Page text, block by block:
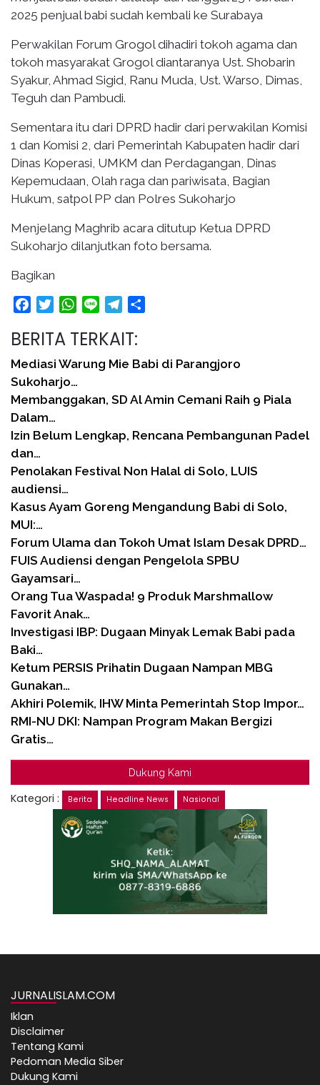
2025 penjual babi sudah kembali ke Surabaya
Perwakilan Forum Grogol dihadiri tokoh agama dan
tokoh masyarakat Grogol diantaranya Ust. Shobarin
Syakur, Ahmad Sigid, Ranu Muda, Ust. Warso, Dimas,
Teguh dan Pambudi.
Sementara itu dari DPRD hadir dari perwakilan Komisi
1 dan Komisi 2, dari Pemerintah Kabupaten hadir dari
Dinas Koperasi, UMKM dan Perdagangan, Dinas
Kepemudaan, Olah raga dan pariwisata, Bagian
Hukum, satpol PP dan Polres Sukoharjo
Menjelang Maghrib acara ditutup Ketua DPRD
Sukoharjo dilanjutkan foto bersama.
Bagikan
FacebookTwitterWhatsApp
Line Telegram
BERITA TERKAIT:
Mediasi Warung Mie Babi di Parangjoro
Sukoharjo…
Membanggakan, SD Al Amin Cemani Raih 9 Piala
Dalam…
Izin Belum Lengkap, Rencana Pembangunan Padel
dan…
Penolakan Festival Non Halal di Solo, LUIS
audiensi…
Kasus Ayam Goreng Mengandung Babi di Solo,
MUI:…
Forum Ulama dan Tokoh Umat Islam Desak DPRD…
FUIS Audiensi dengan Pengelola SPBU
Gayamsari…
Orang Tua Waspada! 9 Produk Marshmallow
Favorit Anak…
Investigasi IBP: Dugaan Minyak Lemak Babi pada
Baki…
Ketum PERSIS Prihatin Dugaan Nampan MBG
Gunakan…
Akhiri Polemik, IHW Minta Pemerintah Stop Impor…
RMI-NU DKI: Nampan Program Makan Bergizi
Gratis…
Dukung Kami
Kategori : Berita Headline News Nasional
JURNALISLAM.COM
Iklan
Disclaimer
Tentang Kami
Pedoman Media Siber
Dukung Kami